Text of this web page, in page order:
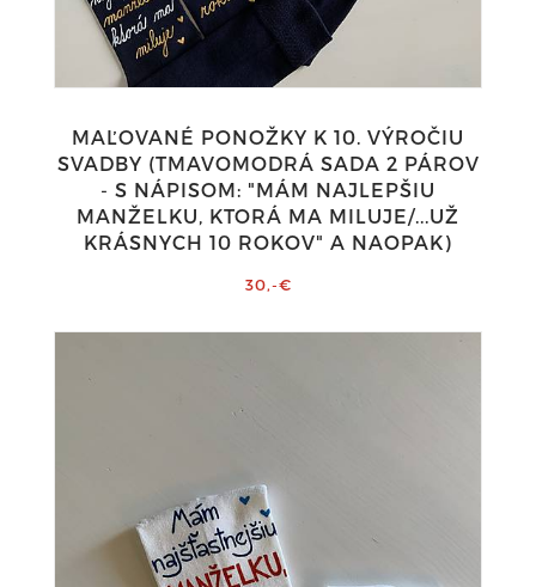
MAĽOVANÉ PONOŽKY K 10. VÝROČIU
SVADBY (TMAVOMODRÁ SADA 2 PÁROV
- S NÁPISOM: "MÁM NAJLEPŠIU
MANŽELKU, KTORÁ MA MILUJE/...UŽ
KRÁSNYCH 10 ROKOV" A NAOPAK)
30,-€